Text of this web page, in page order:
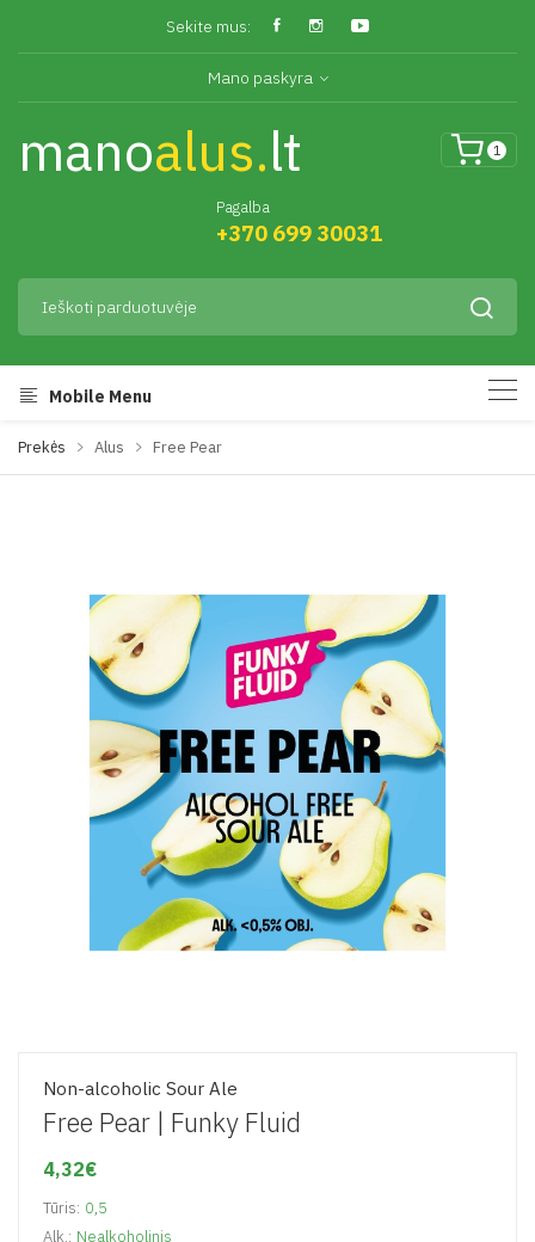
Sekite mus:
Mano paskyra
manoalus.lt
Pagalba
+370 699 30031
1
Mobile Menu
Prekės Alus Free Pear
Non-alcoholic Sour Ale
Free Pear | Funky Fluid
4,32€
Tūris: 0,5
Alk.: Nealkoholinis